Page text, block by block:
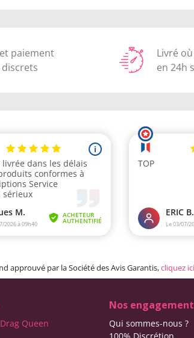
paiement
discrets
Livré
en 24h
approuvé par la Société des Avis Garantis,cliquez
Queen
Nos
Qui sommes-nous ?